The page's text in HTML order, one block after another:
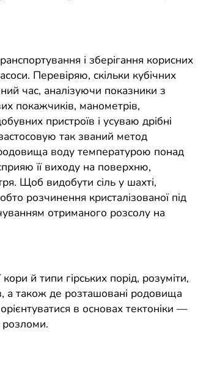
і зберігання корисних
Перевіряю, скільки кубічних
час, аналізуючи показники з
покажчиків, манометрів,
пристроїв і усуваю дрібні
так званий метод
воду температурою понад
її виходу на поверхню,
Щоб видобути сіль у шахті,
розчинення кристалізованої під
отриманого розсолу на
й типи гірських порід, розуміти,
а також де розташовані родовища
в основах тектоніки —
розломи.